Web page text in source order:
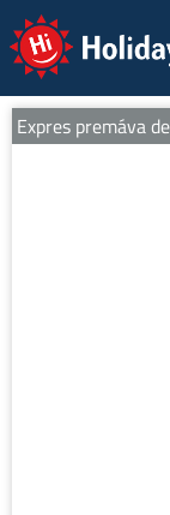
Holiday
premáva